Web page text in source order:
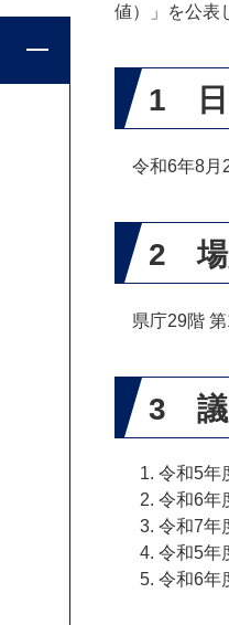
値）」を公表
1 日
令和6年8月
2 場
県庁29階 第
3 議
令和5年
令和6年
令和7年
令和5年
令和6年